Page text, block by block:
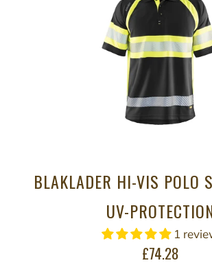
BLAKLADER HI-VIS POLO
UV-
1
£74.28